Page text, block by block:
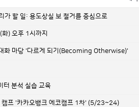
가 할 일: 용도상실 보 철거를 중심으로
) 오후 1시까지
화 마당 '다르게 되기(Becoming Otherwise)'
터 분석 실습 교육
캠프 '카카오뱅크 에코캠프 1차' (5/23~24)